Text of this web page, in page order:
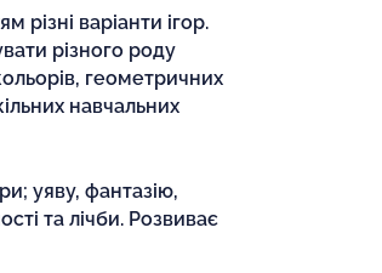
різні варіанти ігор.
різного роду
геометричних
навчальних
уяву, фантазію,
та лічби. Розвиває